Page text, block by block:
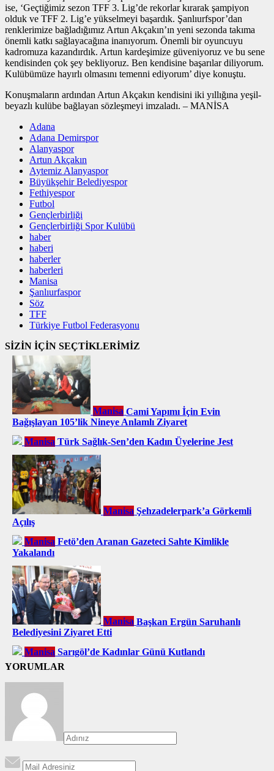
ise, ‘Geçtiğimiz sezon TFF 3. Lig’de rekorlar kırarak şampiyon
olduk ve TFF 2. Lig’e yükselmeyi başardık. Şanlıurfspor’dan
renklerimize bağladığımız Artun Akçakın’ın yeni sezonda takıma
önemli katkı sağlayacağına inanıyorum. Önemli bir oyuncuyu
kadromuza kazandırdık. Artun kardeşimize güveniyoruz ve bu sene
kendisinden çok şey bekliyoruz. Ben kendisine başarılar diliyorum.
Kulübümüze hayırlı olmasını temenni ediyorum’ diye konuştu.
Konuşmaların ardından Artun Akçakın kendisini iki yıllığına yeşil-
beyazlı kulübe bağlayan sözleşmeyi imzaladı. – MANİSA
Adana
Adana Demirspor
Alanyaspor
Artun Akçakın
Aytemiz Alanyaspor
Büyükşehir Belediyespor
Fethiyespor
Futbol
Gençlerbirliği
Gençlerbirliği Spor Kulübü
haber
haberi
haberler
haberleri
Manisa
Şanlıurfaspor
Söz
TFF
Türkiye Futbol Federasyonu
SİZİN İÇİN SEÇTİKLERİMİZ
Manisa Cami Yapımı İçin Evin
Bağışlayan 105’lik Nineye Anlamlı Ziyaret
Manisa Türk Sağlık-Sen’den Kadın Üyelerine Jest
Manisa Şehzadelerpark’a Görkemli
Açılış
Manisa Fetö’den Aranan Gazeteci Sahte Kimlikle
Yakalandı
Manisa Başkan Ergün Saruhanlı
Belediyesini Ziyaret Etti
Manisa Sarıgöl’de Kadınlar Günü Kutlandı
YORUMLAR